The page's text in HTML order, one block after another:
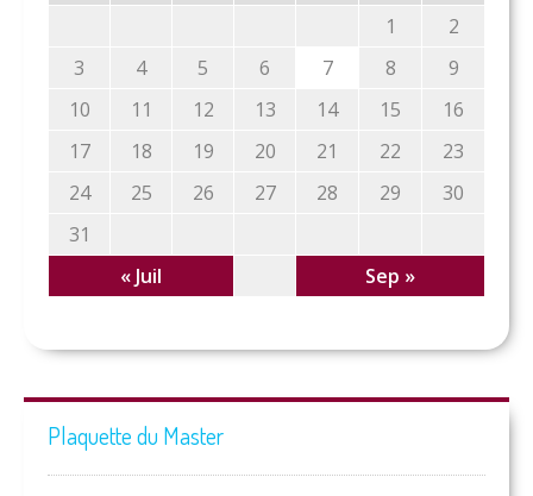
1
2
3
4 5 6 7 8
9
10
11 12 13 14 15
16
17
18 19 20 21 22
23
24
25 26 27 28 29
30
31
« Juil
Sep »
Plaquette du Master